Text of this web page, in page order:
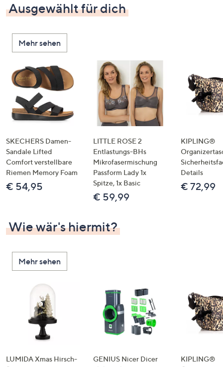
Ausgewählt für dich
Mehr sehen
SKECHERS Damen-
Sandale Lifted
Comfort verstellbare
Riemen Memory Foam
€ 54,95
LITTLE ROSE 2
Entlastungs-BHs
Mikrofasermischung
Passform Lady 1x
Spitze, 1x Basic
€ 59,99
KIPLING®
Details
€ 72,99
Wie wär's hiermit?
Mehr sehen
LUMIDA Xmas Hirsch-
GENIUS Nicer Dicer
KIPLING®